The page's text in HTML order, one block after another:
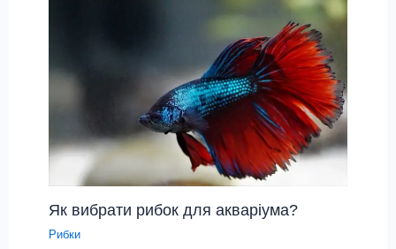
Як вибрати рибок для акваріума?
Рибки